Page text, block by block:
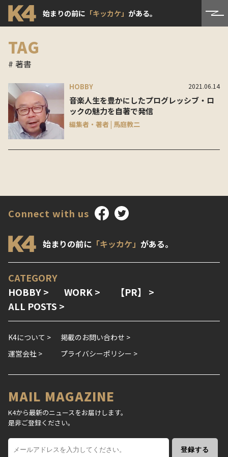
始まりの前に 「キッカケ」 がある。
TAG
# 著書
HOBBY 2021.06.14
音楽人生を豊かにしたプログレッシブ・ロ
ックの魅力を自著で発信
編集者・著者 | 馬庭教二
Connect with us
始まりの前に 「キッカケ」 がある。
CATEGORY
HOBBY >
WORK >
【PR】 >
ALL POSTS >
K4について >
掲載のお問い合わせ >
運営会社 >
プライバシーポリシー >
MAIL MAGAZINE
K4から最新のニュースをお届けします。
是非ご登録ください。